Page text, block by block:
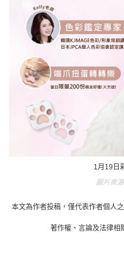
1月19日
本文為作者投稿，僅代表作者個人
著作權、言論及法律相